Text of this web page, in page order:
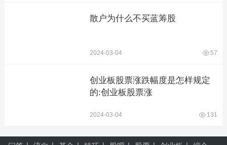
散户为什么不买蓝筹股
2024-03-04 57
创业板股票涨跌幅度是怎样规定
的:创业板股票涨
2024-03-04 131